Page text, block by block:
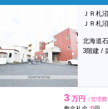
ＪＲ札
ＪＲ札
北海道
3階建 /
3 万円 （管理